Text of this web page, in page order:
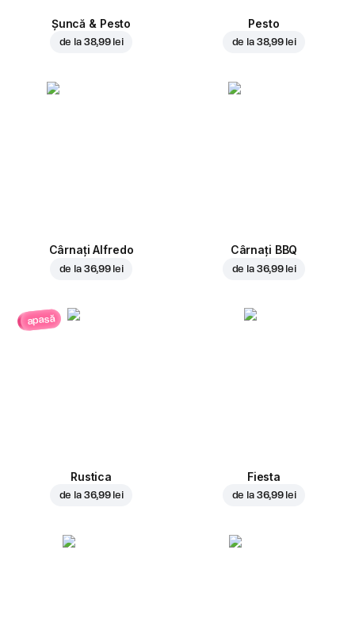
Șuncă & Pesto
de la 38,99 lei
Pesto
de la 38,99 lei
Cârnați Alfredo
de la 36,99 lei
Cârnați BBQ
de la 36,99 lei
apasă
Rustica
de la 36,99 lei
Fiesta
de la 36,99 lei